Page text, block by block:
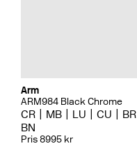
Arm
ARM984 Black Chrome
CR MB LU CU BR
BN
Pris 8995 kr